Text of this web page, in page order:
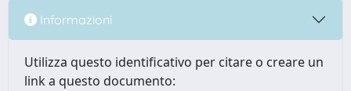
Informazioni
Utilizza questo identificativo per citare o creare un
link a questo documento: